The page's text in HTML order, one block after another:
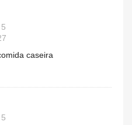
caseira